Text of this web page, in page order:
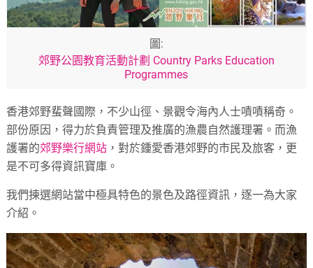
圖:
郊野公園教育活動計劃 Country Parks Education
Programmes
香港郊野蜚聲國際，不少山徑、景觀令海內人士嘖嘖稱奇。
部份原因，得力於負責管理及推廣的漁農自然護理署。而漁
護署的郊野樂行網站 ，對於鍾愛香港郊野的市民及旅客，更
是不可多得資訊寶庫。
我們揀選網站當中極具特色的景色及路徑資訊，逐一為大家
介紹。